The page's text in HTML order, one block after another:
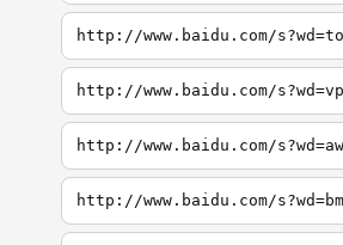
http://www.baidu.com/
http://www.baidu.com/
http://www.baidu.com/
http://www.baidu.com/